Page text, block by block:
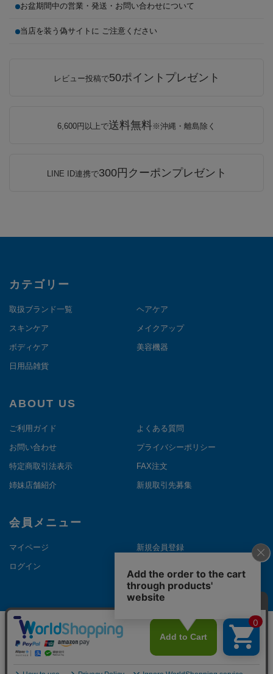
お盆期間中の営業・発送・お問い合わせについて
当店を装う偽サイトに ご注意ください
レビュー投稿で50ポイントプレゼント
6,600円以上で送料無料※沖縄・離島除く
LINE ID連携で300円クーポンプレゼント
カテゴリー
取扱ブランド一覧 ヘアケア
スキンケア メイクアップ
ボディケア 美容機器
日用品雑貨
ABOUT US
ご利用ガイド よくある質問
お問い合わせ プライバシーポリシー
特定商取引法表示 FAX注文
姉妹店舗紹介 新規取引先募集
会員メニュー
マイページ 新規会員登録
ログイン